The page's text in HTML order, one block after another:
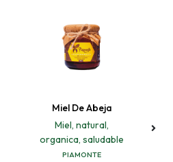
Miel De Abeja
Miel, natural,
organica, saludable
PIAMONTE